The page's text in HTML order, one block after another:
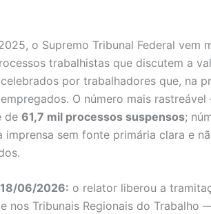
o Supremo Tribunal Federal vem
trabalhistas que discutem a
por trabalhadores que, na
O número mais
de 61,7 mil processos suspensos;
imprensa sem fonte primária clara e
06/2026: o relator liberou a
e nos Tribunais Regionais do